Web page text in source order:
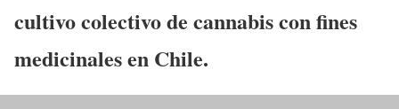
cultivo colectivo de cannabis con fines
medicinales en Chile.